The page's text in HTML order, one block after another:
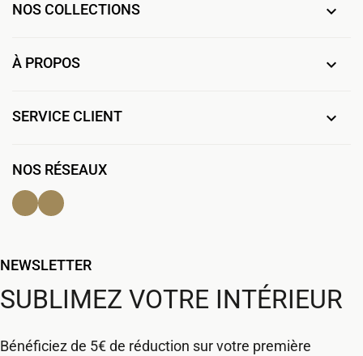
NOS COLLECTIONS 
À PROPOS 
SERVICE CLIENT 
NOS RÉSEAUX
Facebook
NEWSLETTER
SUBLIMEZ VOTRE INTÉRIEUR
Bénéficiez de 5€ de réduction sur votre première